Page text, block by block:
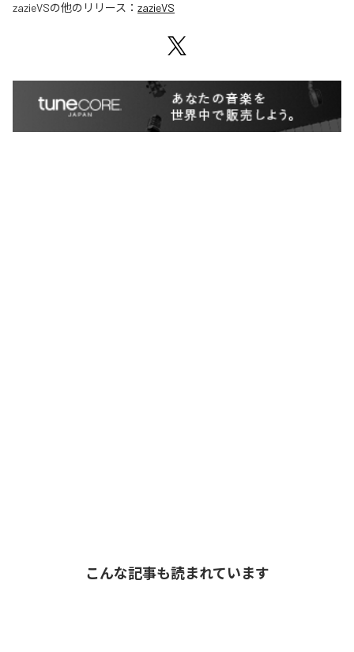
zazieVSの他のリリース： zazieVS
こんな記事も読まれています